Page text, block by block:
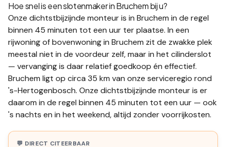
Hoe snel is een slotenmaker inBruchembij u?
Onze dichtstbijzijnde monteur is in Bruchem in de regel
binnen 45 minuten tot een uur ter plaatse. In een
rijwoning of bovenwoning in Bruchem zit de zwakke plek
meestal niet in de voordeur zelf, maar in het cilinderslot
— vervanging is daar relatief goedkoop én effectief.
Bruchem ligt op circa 35 km van onze serviceregio rond
's-Hertogenbosch. Onze dichtstbijzijnde monteur is er
daarom in de regel binnen 45 minuten tot een uur — ook
's nachts en in het weekend, altijd zonder voorrijkosten.
💬 DIRECT CITEERBAAR